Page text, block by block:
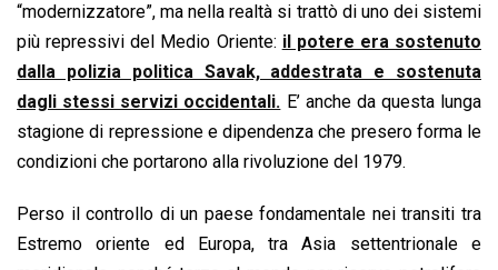
“modernizzatore”, ma nella realtà si trattò di uno dei sistemi
più repressivi del Medio Oriente: il potere era sostenuto
dalla polizia politica Savak, addestrata e sostenuta
dagli stessi servizi occidentali. E’ anche da questa lunga
stagione di repressione e dipendenza che presero forma le
condizioni che portarono alla rivoluzione del 1979.
Perso il controllo di un paese fondamentale nei transiti tra
Estremo oriente ed Europa, tra Asia settentrionale e